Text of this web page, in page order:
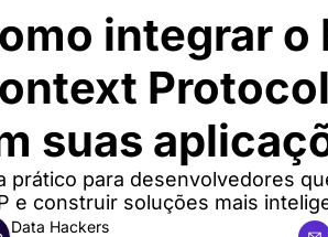
integrar o
suas
prático para desenvolvedores
e construir soluções mais
Data Hackers